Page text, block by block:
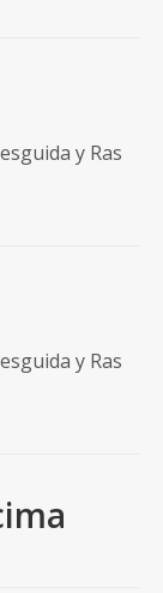
y Ras
y Ras